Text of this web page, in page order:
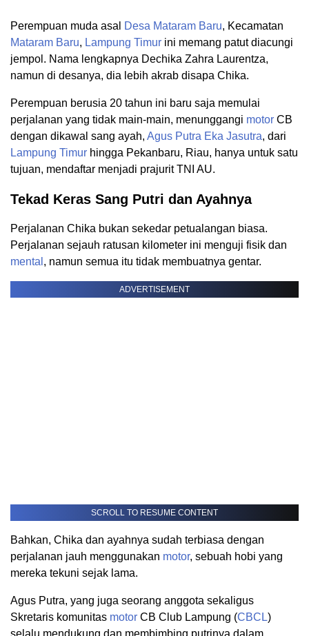
Perempuan muda asal Desa Mataram Baru, Kecamatan
Mataram Baru, Lampung Timur ini memang patut diacungi
jempol. Nama lengkapnya Dechika Zahra Laurentza,
namun di desanya, dia lebih akrab disapa Chika.
Perempuan berusia 20 tahun ini baru saja memulai
perjalanan yang tidak main-main, menunggangi motor CB
dengan dikawal sang ayah, Agus Putra Eka Jasutra, dari
Lampung Timur hingga Pekanbaru, Riau, hanya untuk satu
tujuan, mendaftar menjadi prajurit TNI AU.
Tekad Keras Sang Putri dan Ayahnya
Perjalanan Chika bukan sekedar petualangan biasa.
Perjalanan sejauh ratusan kilometer ini menguji fisik dan
mental , namun semua itu tidak membuatnya gentar.
ADVERTISEMENT
SCROLL TO RESUME CONTENT
Bahkan, Chika dan ayahnya sudah terbiasa dengan
perjalanan jauh menggunakan motor, sebuah hobi yang
mereka tekuni sejak lama.
Agus Putra, yang juga seorang anggota sekaligus
Skretaris komunitas motor CB Club Lampung (CBCL)
selalu mendukung dan membimbing putrinya dalam